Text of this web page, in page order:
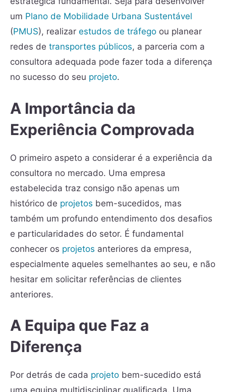
um Plano de Mobilidade Urbana Sustentável
(PMUS), realizar estudos de tráfego ou planear
redes de transportes públicos, a parceria com a
consultora adequada pode fazer toda a diferença
no sucesso do seu projeto.
A Importância da
Experiência Comprovada
O primeiro aspeto a considerar é a experiência da
consultora no mercado. Uma empresa
estabelecida traz consigo não apenas um
histórico de projetos bem-sucedidos, mas
também um profundo entendimento dos desafios
e particularidades do setor. É fundamental
conhecer os projetos anteriores da empresa,
especialmente aqueles semelhantes ao seu, e não
hesitar em solicitar referências de clientes
anteriores.
A Equipa que Faz a
Diferença
Por detrás de cada projeto bem-sucedido está
uma equipa multidisciplinar qualificada. Uma